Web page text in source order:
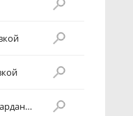
Защитный кожух рулевой колонки с карданным шарниром